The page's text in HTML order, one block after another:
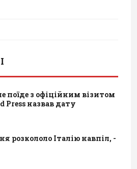
поїде з офіційним візитом
Press назвав дату
розкололо Італію навпіл, -